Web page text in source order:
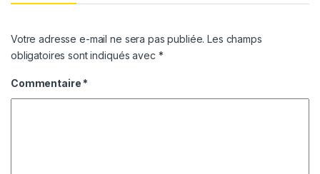
Votre adresse e-mail ne sera pas publiée. Les champs
obligatoires sont indiqués avec *
Commentaire *